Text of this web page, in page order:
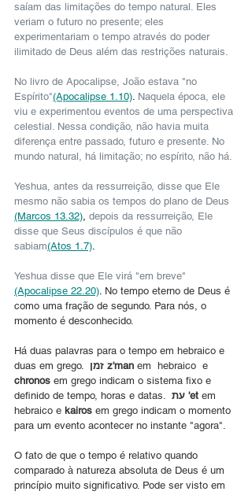
saíam das limitações do tempo natural. Eles
veriam o futuro no presente; eles
experimentariam o tempo através do poder
ilimitado de Deus além das restrições naturais.
No livro de Apocalipse, João estava "no
Espírito"(Apocalipse 1.10). Naquela época, ele
viu e experimentou eventos de uma perspectiva
celestial. Nessa condição, não havia muita
diferença entre passado, futuro e presente. No
mundo natural, há limitação; no espírito, não há.
Yeshua, antes da ressurreição, disse que Ele
mesmo não sabia os tempos do plano de Deus
(Marcos 13.32), depois da ressurreição, Ele
disse que Seus discípulos é que não
sabiam(Atos 1.7).
Yeshua disse que Ele virá "em breve"
(Apocalipse 22.20). No tempo eterno de Deus é
como uma fração de segundo. Para nós, o
momento é desconhecido.
Há duas palavras para o tempo em hebraico e
duas em grego.
זמן z'man em  hebraico  e
chronos em grego indicam o sistema fixo e
definido de tempo, horas e datas.
עת 'et em
hebraico e kairos em grego indicam o momento
para um evento acontecer no instante "agora".
O fato de que o tempo é relativo quando
comparado à natureza absoluta de Deus é um
princípio muito significativo. Pode ser visto em